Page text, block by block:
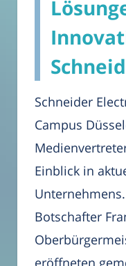
Schneider
Campus
Einblick in
Unternehmens.
Botschafter
eröffneten